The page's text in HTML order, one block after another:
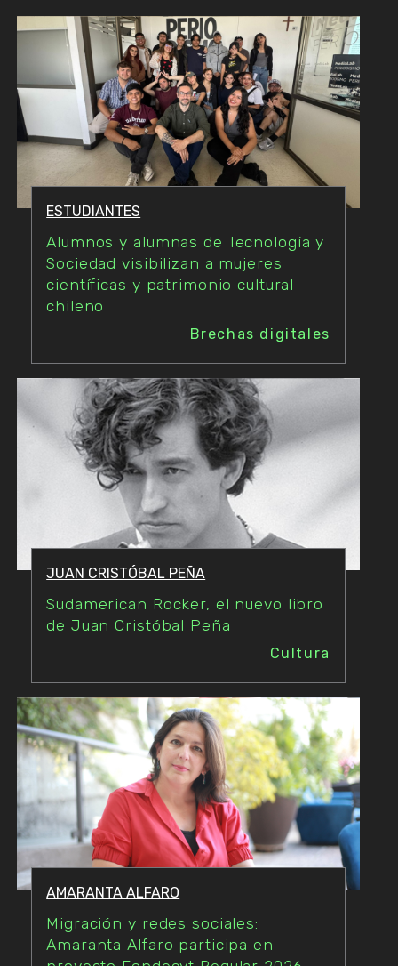
ESTUDIANTES
Alumnos y alumnas de Tecnología y
Sociedad visibilizan a mujeres
científicas y patrimonio cultural
chileno
Brechas digitales
JUAN CRISTÓBAL PEÑA
Sudamerican Rocker, el nuevo libro
de Juan Cristóbal Peña
Cultura
AMARANTA ALFARO
Migración y redes sociales:
Amaranta Alfaro participa en